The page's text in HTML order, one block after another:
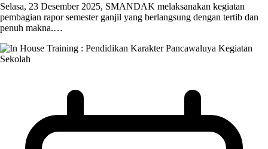
Selasa, 23 Desember 2025, SMANDAK melaksanakan kegiatan
pembagian rapor semester ganjil yang berlangsung dengan tertib dan
penuh makna.…
Kegiatan
Sekolah